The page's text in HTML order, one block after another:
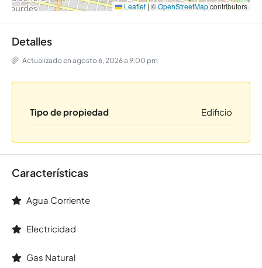
Leaflet |©OpenStreetMapcontributors
Detalles
Actualizado en agosto 6, 2026 a 9:00 pm
Tipo de propiedad Edificio
Características
Agua Corriente
Electricidad
Gas Natural